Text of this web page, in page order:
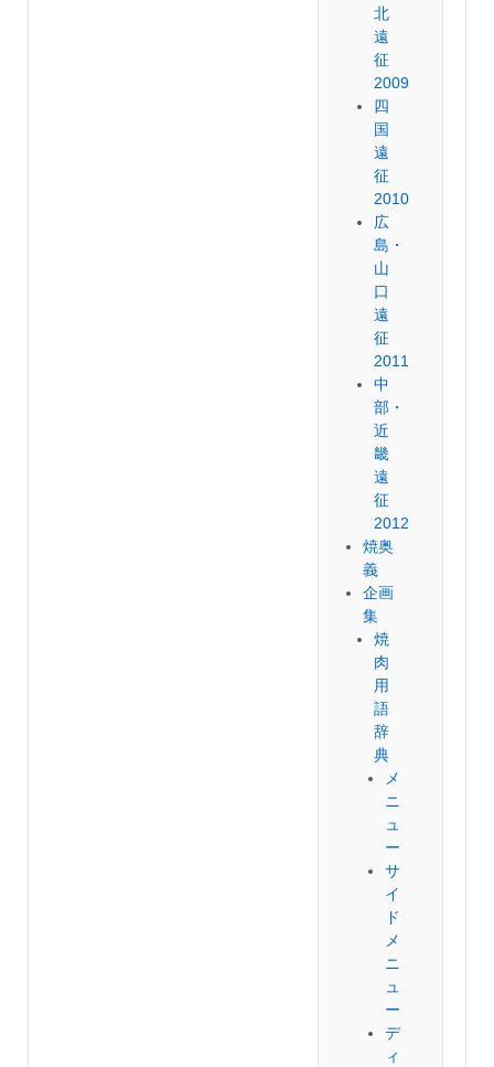
北
遠
征
2009
四
国
遠
征
2010
広
島・
山
口
遠
征
2011
中
部・
近
畿
遠
征
2012
焼奥
義
企画
集
焼
肉
用
語
辞
典
メ
ニ
ュ
ー
サ
イ
ド
メ
ニ
ュ
ー
デ
ィ